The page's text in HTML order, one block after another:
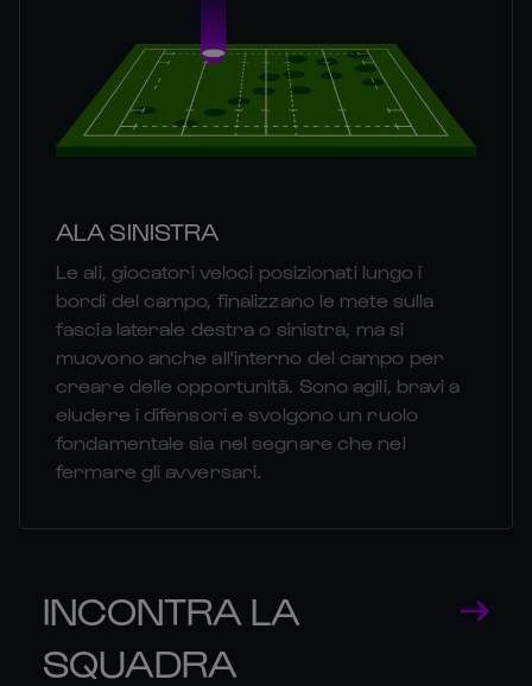
ALA SINISTRA
Le ali, giocatori veloci posizionati lungo i
bordi del campo, finalizzano le mete sulla
fascia laterale destra o sinistra, ma si
muovono anche all'interno del campo per
creare delle opportunità. Sono agili, bravi a
eludere i difensori e svolgono un ruolo
fondamentale sia nel segnare che nel
fermare gli avversari.
INCONTRA LA
SQUADRA